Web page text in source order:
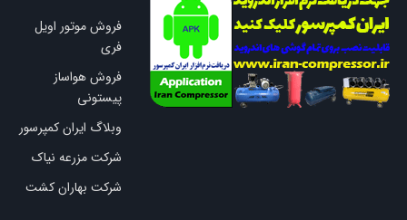
فروش موتور اویل
فری
فروش هواساز
پیستونی
وبلاگ ایران کمپرسور
شرکت مزرعه نیاک
شرکت بهاران کشت